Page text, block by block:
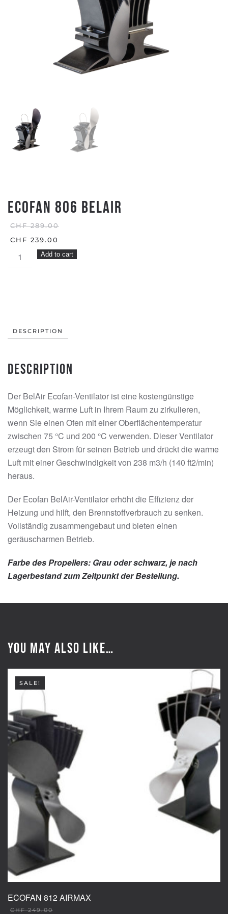
ECOFAN 806 BELAIR
CHF289.00
ORIGINAL
WAS:
CHF 239.00
CURRENT
PRICE
IS:
ECOFAN
806
Add to cart
DESCRIPTION
Description
Der BelAir Ecofan-Ventilator ist eine kostengünstige
Möglichkeit, warme Luft in Ihrem Raum zu zirkulieren,
wenn Sie einen Ofen mit einer Oberflächentemperatur
zwischen 75 °C und 200 °C verwenden. Dieser Ventilator
erzeugt den Strom für seinen Betrieb und drückt die warme
Luft mit einer Geschwindigkeit von 238 m3/h (140 ft2/min)
heraus.
Der Ecofan BelAir-Ventilator erhöht die Effizienz der
Heizung und hilft, den Brennstoffverbrauch zu senken.
Vollständig zusammengebaut und bieten einen
geräuscharmen Betrieb.
Farbe des Propellers: Grau oder schwarz, je nach
Lagerbestand zum Zeitpunkt der Bestellung.
You may also like…
SALE!
ECOFAN 812 AIRMAX
CHF249.00